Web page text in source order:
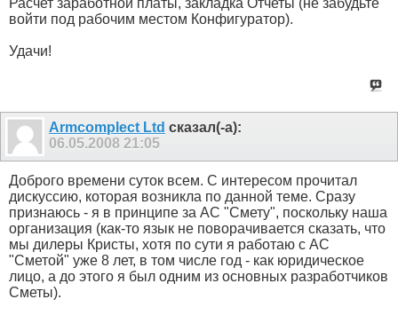
Расчет заработной платы, закладка Отчеты (не забудьте
войти под рабочим местом Конфигуратор).
Удачи!
Armcomplect Ltd сказал(-а):
06.05.2008 21:05
Доброго времени суток всем. С интересом прочитал
дискуссию, которая возникла по данной теме. Сразу
признаюсь - я в принципе за АС "Смету", поскольку наша
организация (как-то язык не поворачивается сказать, что
мы дилеры Кристы, хотя по сути я работаю с АС
"Сметой" уже 8 лет, в том числе год - как юридическое
лицо, а до этого я был одним из основных разработчиков
Сметы).